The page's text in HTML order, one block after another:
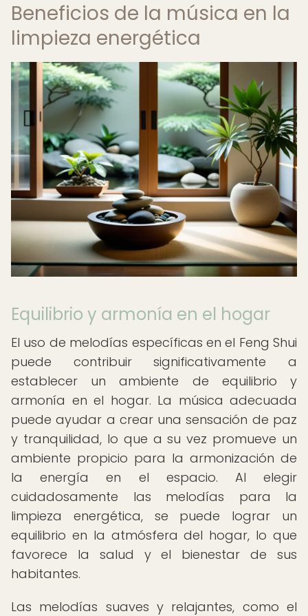
Beneficios de la música en la
limpieza energética
Equilibrio y armonía en el hogar
El uso de melodías específicas en el Feng Shui
puede contribuir significativamente a
establecer un ambiente de equilibrio y
armonía en el hogar. La música adecuada
puede ayudar a crear una sensación de paz
y tranquilidad, lo que a su vez promueve un
ambiente propicio para la armonización de
la energía en el espacio. Al elegir
cuidadosamente las melodías para la
limpieza energética, se puede lograr un
equilibrio en la atmósfera del hogar, lo que
favorece la salud y el bienestar de sus
habitantes.
Las melodías suaves y relajantes, como el